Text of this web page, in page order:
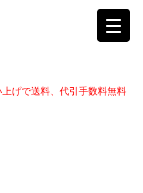
上げで送料、代引手数料無料